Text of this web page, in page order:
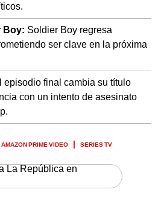
Boy: Soldier Boy regresa
ser clave en la próxima
episodio final cambia su título
con un intento de asesinato
AMAZON PRIME VIDEO SERIES TV
La República en